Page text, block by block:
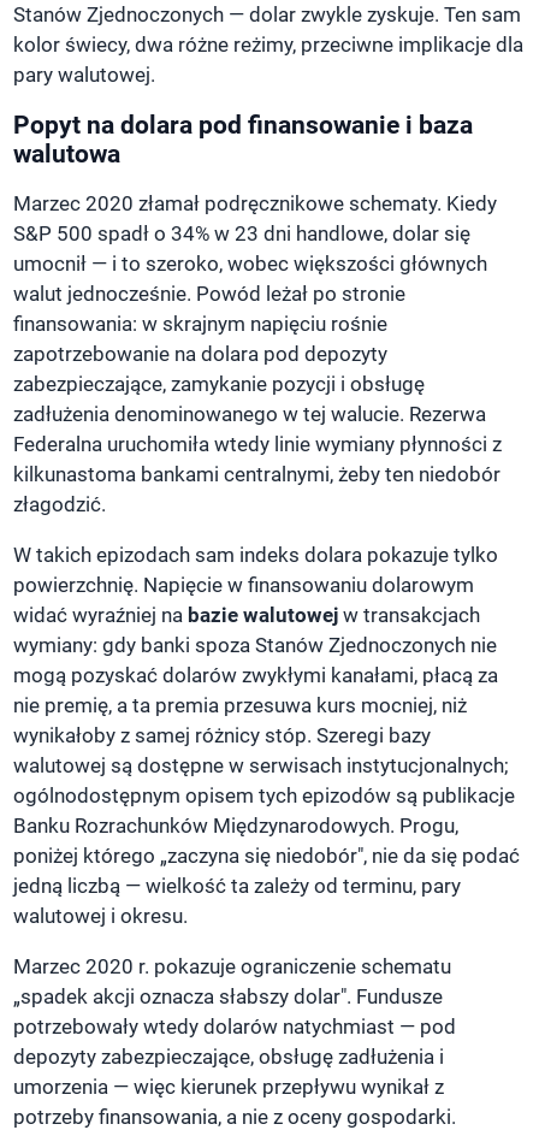
Stanów Zjednoczonych — dolar zwykle zyskuje. Ten sam
kolor świecy, dwa różne reżimy, przeciwne implikacje dla
pary walutowej.
Popyt na dolara pod finansowanie i baza
walutowa
Marzec 2020 złamał podręcznikowe schematy. Kiedy
S&P 500 spadł o 34% w 23 dni handlowe, dolar się
umocnił — i to szeroko, wobec większości głównych
walut jednocześnie. Powód leżał po stronie
finansowania: w skrajnym napięciu rośnie
zapotrzebowanie na dolara pod depozyty
zabezpieczające, zamykanie pozycji i obsługę
zadłużenia denominowanego w tej walucie. Rezerwa
Federalna uruchomiła wtedy linie wymiany płynności z
kilkunastoma bankami centralnymi, żeby ten niedobór
złagodzić.
W takich epizodach sam indeks dolara pokazuje tylko
powierzchnię. Napięcie w finansowaniu dolarowym
widać wyraźniej na bazie walutowej w transakcjach
wymiany: gdy banki spoza Stanów Zjednoczonych nie
mogą pozyskać dolarów zwykłymi kanałami, płacą za
nie premię, a ta premia przesuwa kurs mocniej, niż
wynikałoby z samej różnicy stóp. Szeregi bazy
walutowej są dostępne w serwisach instytucjonalnych;
ogólnodostępnym opisem tych epizodów są publikacje
Banku Rozrachunków Międzynarodowych. Progu,
poniżej którego „zaczyna się niedobór", nie da się podać
jedną liczbą — wielkość ta zależy od terminu, pary
walutowej i okresu.
Marzec 2020 r. pokazuje ograniczenie schematu
„spadek akcji oznacza słabszy dolar". Fundusze
potrzebowały wtedy dolarów natychmiast — pod
depozyty zabezpieczające, obsługę zadłużenia i
umorzenia — więc kierunek przepływu wynikał z
potrzeby finansowania, a nie z oceny gospodarki.